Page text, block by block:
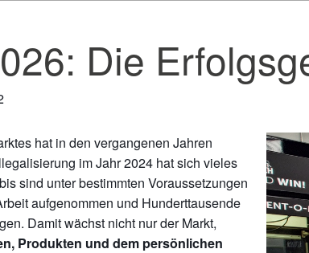
Die
hat in den vergangenen Jahren
im Jahr 2024 hat sich vieles
sind unter bestimmten Voraussetzungen
aufgenommen und Hunderttausende
Damit wächst nicht nur der Markt,
Produkten und dem persönlichen